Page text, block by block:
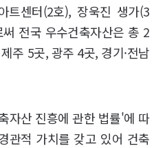
트센터(2호), 장욱진 생가(3
전국 우수건축자산은 총 2
주 5곳, 광주 4곳, 경기·전남
자산 진흥에 관한 법률'에 따
관적 가치를 갖고 있어 건축